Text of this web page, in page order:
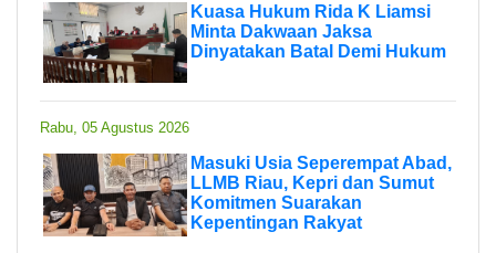
Kuasa Hukum Rida K Liamsi
Minta Dakwaan Jaksa
Dinyatakan Batal Demi Hukum
Rabu, 05 Agustus 2026
Masuki Usia Seperempat Abad,
LLMB Riau, Kepri dan Sumut
Komitmen Suarakan
Kepentingan Rakyat